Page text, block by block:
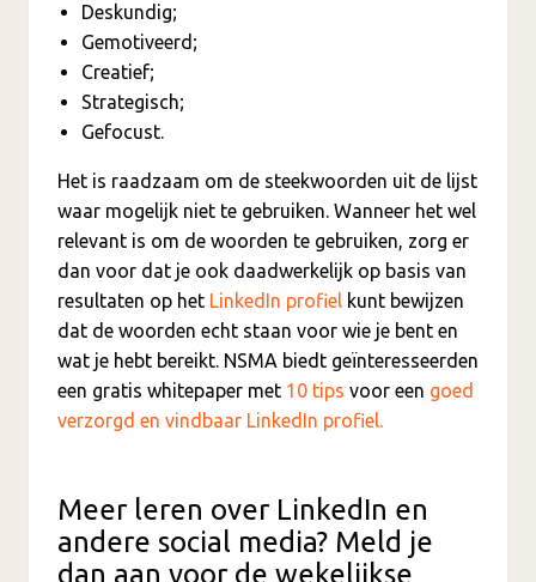
Deskundig;
Gemotiveerd;
Creatief;
Strategisch;
Gefocust.
Het is raadzaam om de steekwoorden uit de lijst
waar mogelijk niet te gebruiken. Wanneer het wel
relevant is om de woorden te gebruiken, zorg er
dan voor dat je ook daadwerkelijk op basis van
resultaten op het LinkedIn profiel kunt bewijzen
dat de woorden echt staan voor wie je bent en
wat je hebt bereikt. NSMA biedt geïnteresseerden
een gratis whitepaper met 10 tips voor een goed
verzorgd en vindbaar LinkedIn profiel.
Meer leren over LinkedIn en
andere social media? Meld je
dan aan voor de wekelijkse